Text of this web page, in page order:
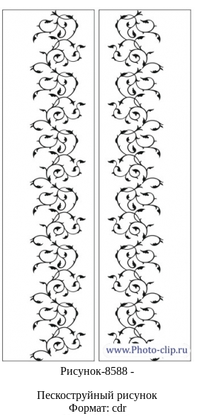
Рисунок-8588 -
Пескоструйный рисунок
Формат: cdr